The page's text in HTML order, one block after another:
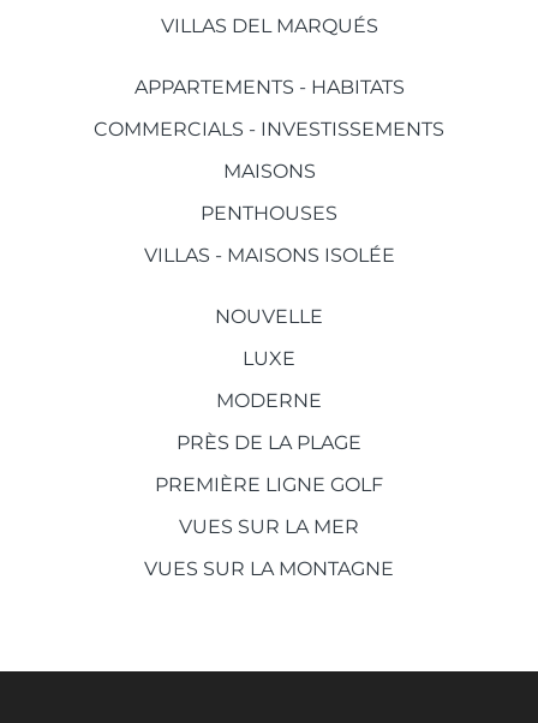
VILLAS DEL MARQUÉS
APPARTEMENTS - HABITATS
COMMERCIALS - INVESTISSEMENTS
MAISONS
PENTHOUSES
VILLAS - MAISONS ISOLÉE
NOUVELLE
LUXE
MODERNE
PRÈS DE LA PLAGE
PREMIÈRE LIGNE GOLF
VUES SUR LA MER
VUES SUR LA MONTAGNE